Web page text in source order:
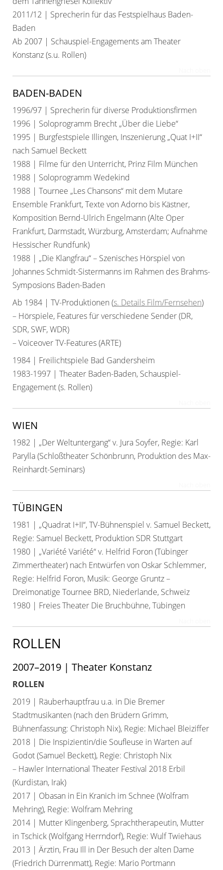
2011/12 | Sprecherin für das Festspielhaus Baden-
Baden
Ab 2007 | Schauspiel-Engagements am Theater
Konstanz (s.u. Rollen)
BADEN-BADEN
1996/97 | Sprecherin für diverse Produktionsfirmen
1996 | Soloprogramm Brecht „Über die Liebe“
1995 | Burgfestspiele Illingen, Inszenierung „Quat I+II“
nach Samuel Beckett
1988 | Filme für den Unterricht, Prinz Film München
1988 | Soloprogramm Wedekind
1988 | Tournee „Les Chansons“ mit dem Mutare
Ensemble Frankfurt, Texte von Adorno bis Kästner,
Komposition Bernd-Ulrich Engelmann (Alte Oper
Frankfurt, Darmstadt, Würzburg, Amsterdam; Aufnahme
Hessischer Rundfunk)
1988 | „Die Klangfrau“ – Szenisches Hörspiel von
Johannes Schmidt-Sistermanns im Rahmen des Brahms-
Symposions Baden-Baden
Ab 1984 | TV-Produktionen (s. Details Film/Fernsehen)
– Hörspiele, Features für verschiedene Sender (DR,
SDR, SWF, WDR)
– Voiceover TV-Features (ARTE)
1984 | Freilichtspiele Bad Gandersheim
1983-1997 | Theater Baden-Baden, Schauspiel-
Engagement (s. Rollen)
WIEN
1982 | „Der Weltuntergang“ v. Jura Soyfer, Regie: Karl
Parylla (Schloßtheater Schönbrunn, Produktion des Max-
Reinhardt-Seminars)
TÜBINGEN
1981 | „Quadrat I+II“, TV-Bühnenspiel v. Samuel Beckett,
Regie: Samuel Beckett, Produktion SDR Stuttgart
1980 | „Variété Variété“ v. Helfrid Foron (Tübinger
Zimmertheater) nach Entwürfen von Oskar Schlemmer,
Regie: Helfrid Foron, Musik: George Gruntz –
Dreimonatige Tournee BRD, Niederlande, Schweiz
1980 | Freies Theater Die Bruchbühne, Tübingen
ROLLEN
2007–2019 | Theater Konstanz
ROLLEN
2019 | Räuberhauptfrau u.a. in Die Bremer
Stadtmusikanten (nach den Brüdern Grimm,
Bühnenfassung: Christoph Nix), Regie: Michael Bleiziffer
2018 | Die Inspizientin/die Soufleuse in Warten auf
Godot (Samuel Beckett), Regie: Christoph Nix
– Hawler International Theater Festival 2018 Erbil
(Kurdistan, Irak)
2017 | Obasan in Ein Kranich im Schnee (Wolfram
Mehring), Regie: Wolfram Mehring
2014 | Mutter Klingenberg, Sprachtherapeutin, Mutter
in Tschick (Wolfgang Herrndorf), Regie: Wulf Twiehaus
2013 | Ärztin, Frau Ill in Der Besuch der alten Dame
(Friedrich Dürrenmatt), Regie: Mario Portmann